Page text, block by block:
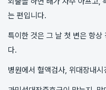
는 편입니다.
특이한 것은 그 날 첫 변은 항상
다.
병원에서 혈액검사, 위대장내